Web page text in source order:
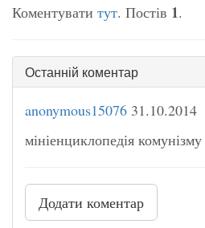
Коментувати тут. Постів 1.
Останній коментар
anonymous15076 31.10.2014
мініенциклопедія комунізму
Додати коментар